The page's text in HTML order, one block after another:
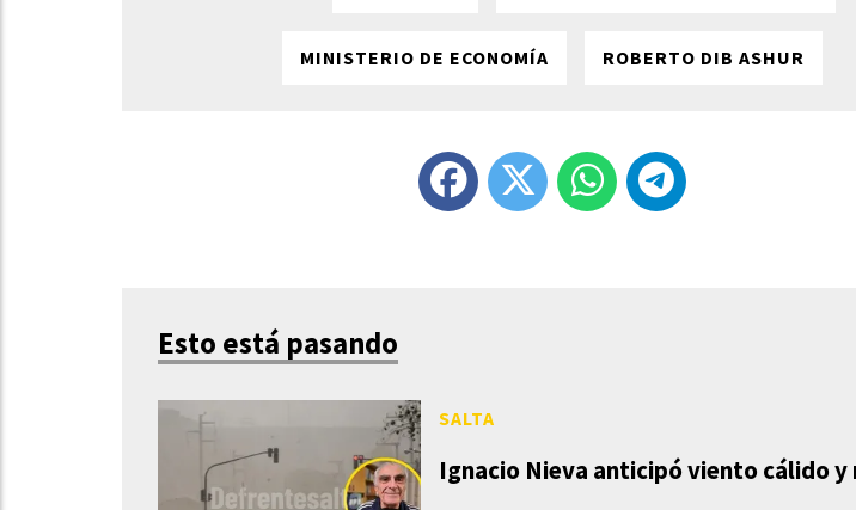
MINISTERIO DE ECONOMÍA ROBERTO DIB ASHUR
Esto está pasando
Ignacio Nieva anticipó viento cálido y
SALTA